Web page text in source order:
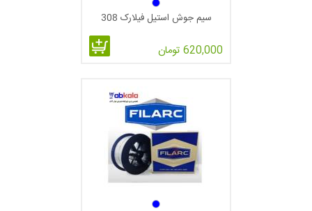
سیم جوش استیل فیلارک 308
620,000 تومان